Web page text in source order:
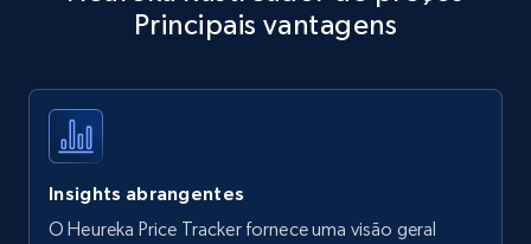
Title, Seller name, Brand, Description, Initial
35.3K+
Principais vantagens
Insights abrangentes
O Heureka Price Tracker fornece uma visão geral